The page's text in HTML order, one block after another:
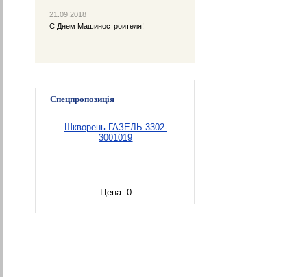
21.09.2018
С Днем Машиностроителя!
Спецпропозиція
Шкворень ГАЗЕЛЬ 3302-
3001019
Цена: 0